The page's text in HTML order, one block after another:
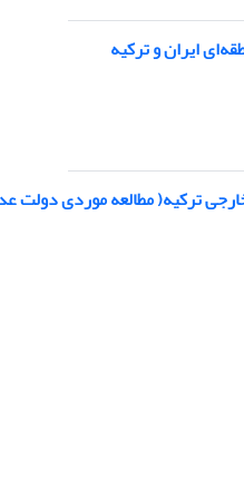
ایران و ترکیه
ترکیه( مطالعه موردی دولت